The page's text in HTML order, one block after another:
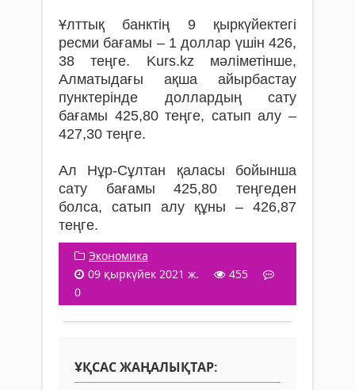
Ұлттық банктің 9 қыркүйектегі
ресми бағамы – 1 доллар үшін 426,
38 теңге. Kurs.kz мәліметінше,
Алматыдағы ақша айырбастау
пунктерінде доллардың сату
бағамы 425,80 теңге, сатып алу –
427,30 теңге.
Ал Нұр-Сұлтан қаласы бойынша
сату бағамы 425,80 теңгеден
болса, сатып алу құны – 426,87
теңге.
Экономика
09 қыркүйек 2021 ж.
455
0
ҰҚСАС ЖАҢАЛЫҚТАР: